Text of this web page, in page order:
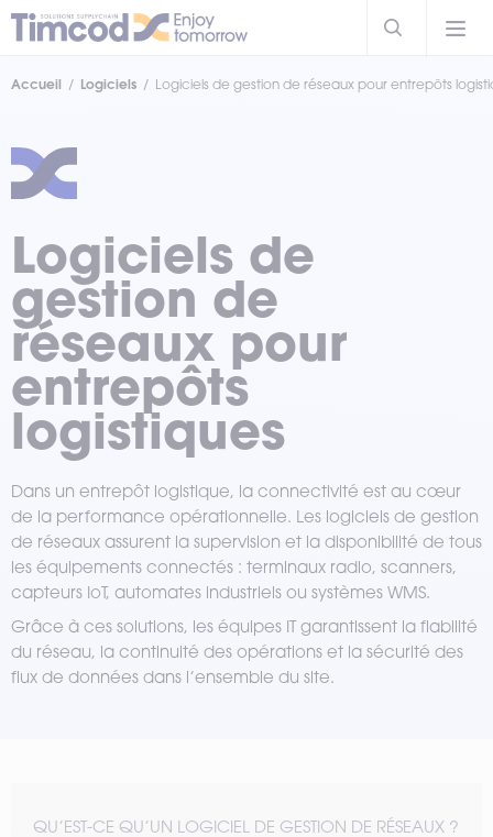
Accueil Logiciels Logiciels de gestion de réseaux pour entrepôts
Logiciels de
gestion de
réseaux pour
entrepôts
logistiques
Dans un entrepôt logistique, la connectivité est au cœur
de la performance opérationnelle. Les logiciels de gestion
de réseaux assurent la supervision et la disponibilité de tous
les équipements connectés : terminaux radio, scanners,
capteurs IoT, automates industriels ou systèmes WMS.
Grâce à ces solutions, les équipes IT garantissent la fiabilité
du réseau, la continuité des opérations et la sécurité des
flux de données dans l’ensemble du site.
QU’EST-CE QU’UN LOGICIEL DE GESTION DE RÉSEAUX ?